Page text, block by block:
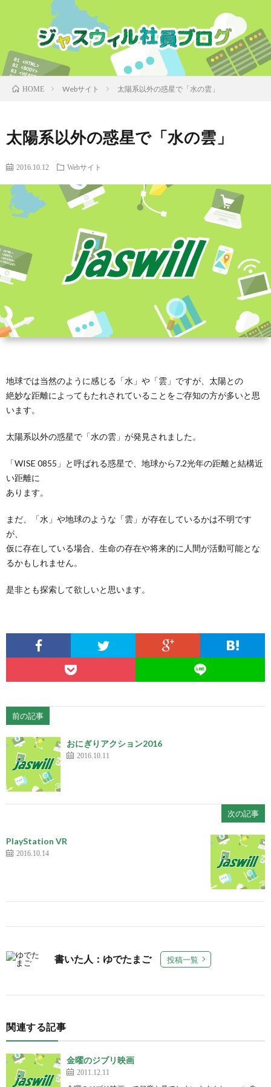
HOME Webサイト 太陽系以外の惑星で「水の雲」
太陽系以外の惑星で「水の雲」
2016.10.12 Webサイト
地球では当然のように感じる「水」や「雲」ですが、太陽との
絶妙な距離によってもたれされていることをご存知の方が多いと思
います。
太陽系以外の惑星で「水の雲」が発見されました。
「WISE 0855」と呼ばれる惑星で、地球から7.2光年の距離と結構近
い距離に
あります。
まだ、「水」や地球のような「雲」が存在しているかは不明です
が、
仮に存在している場合、生命の存在や将来的に人間が活動可能とな
るかもしれません。
是非とも探索して欲しいと思います。
前の記事
おにぎりアクション2016
2016.10.11
次の記事
PlayStation VR
2016.10.14
書いた人：ゆでたまご 投稿一覧
関連する記事
金曜のジブリ映画
2011.12.11